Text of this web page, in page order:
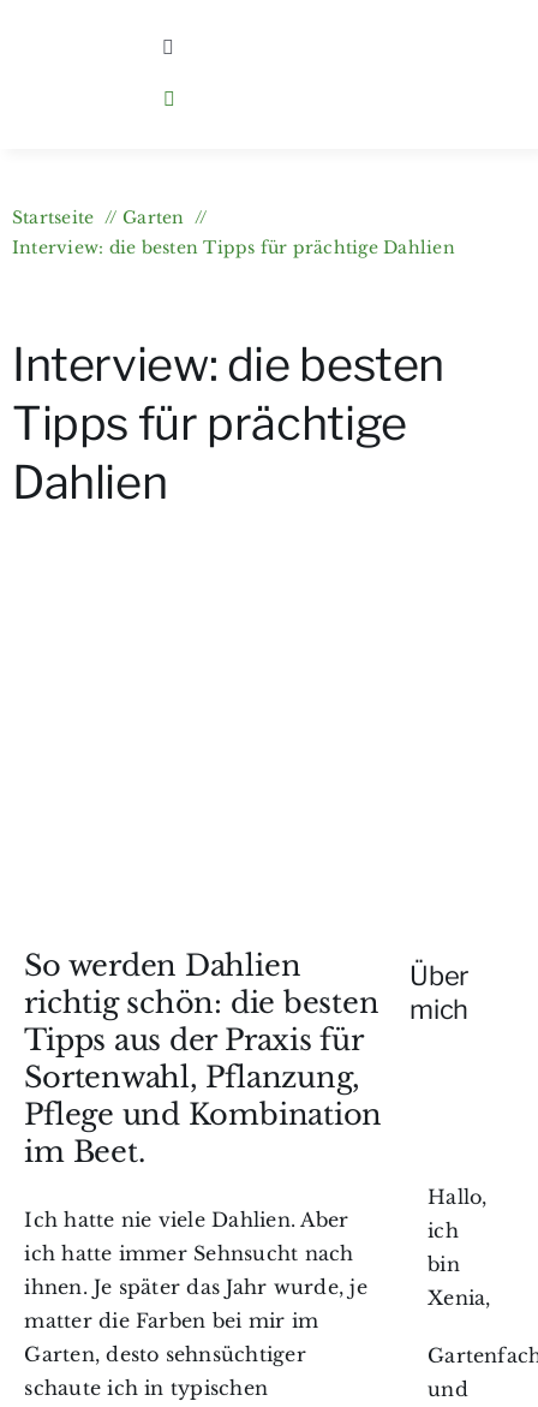
Toggle
Home
Wer bloggt?
Gartenkurse & e-Books
Startseite
Garten
Interview: die besten Tipps für prächtige Dahlien
Interview: die besten
Tipps für prächtige
Dahlien
So werden Dahlien
richtig schön: die besten
Tipps aus der Praxis für
Sortenwahl, Pflanzung,
Pflege und Kombination
im Beet.
Ich hatte nie viele Dahlien. Aber
ich hatte immer Sehnsucht nach
ihnen. Je später das Jahr wurde, je
matter die Farben bei mir im
Garten, desto sehnsüchtiger
schaute ich in typischen
Über
mich
Hallo,
ich
bin
Xenia,
und